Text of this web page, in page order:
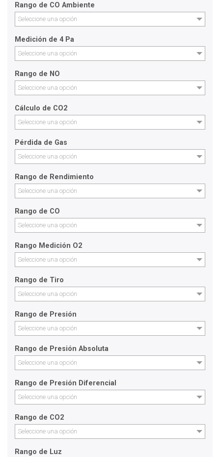
Rango de CO Ambiente
Seleccione una opción
Medición de 4 Pa
Seleccione una opción
Rango de NO
Seleccione una opción
Cálculo de CO2
Seleccione una opción
Pérdida de Gas
Seleccione una opción
Rango de Rendimiento
Seleccione una opción
Rango de CO
Seleccione una opción
Rango Medición O2
Seleccione una opción
Rango de Tiro
Seleccione una opción
Rango de Presión
Seleccione una opción
Rango de Presión Absoluta
Seleccione una opción
Rango de Presión Diferencial
Seleccione una opción
Rango de CO2
Seleccione una opción
Rango de Luz